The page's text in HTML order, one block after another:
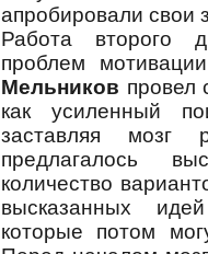
апробировали свои
Работа второго
проблем
Мельников провел
как усиленный
заставляя мозг
предлагалось
количество
высказанных
которые потом